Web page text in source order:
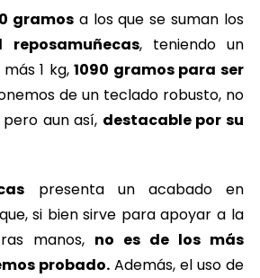
gramos a los que se suman los
reposamuñecas, teniendo un
1 kg,1090 gramos para ser
de un teclado robusto, no
aun así, destacable por su
presenta un acabado en
que, si bien sirve para apoyar a la
manos, no es de los más
probado. Además, el uso de